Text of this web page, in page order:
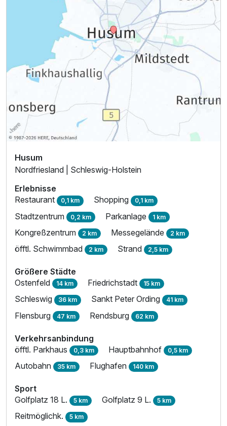
Husum
Nordfriesland | Schleswig-Holstein
Erlebnisse
Restaurant 0,1 km Shopping 0,1 km
Stadtzentrum 0,2 km Parkanlage 1 km
Kongreßzentrum 2 km Messegelände 2 km
öfftl. Schwimmbad 2 km Strand 2,5 km
Größere Städte
Ostenfeld 14 km Friedrichstadt 15 km
Schleswig 36 km Sankt Peter Ording 41 km
Flensburg 47 km Rendsburg 62 km
Verkehrsanbindung
öfftl. Parkhaus 0,3 km Hauptbahnhof 0,5 km
Autobahn 35 km Flughafen 140 km
Sport
Golfplatz 18 L. 5 km Golfplatz 9 L. 5 km
Reitmöglichk. 5 km